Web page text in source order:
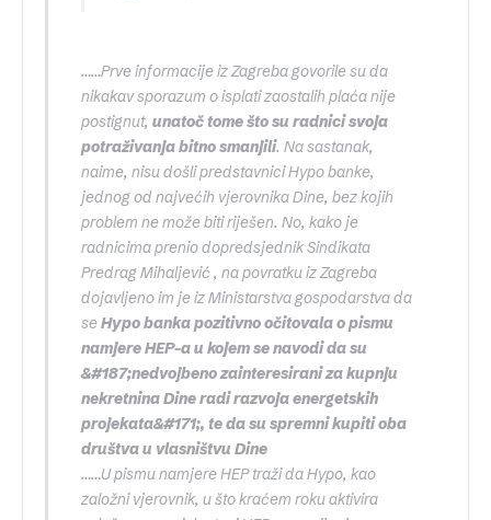
……Prve informacije iz Zagreba govorile su da
nikakav sporazum o isplati zaostalih plaća nije
postignut, unatoč tome što su radnici svoja
potraživanja bitno smanjili. Na sastanak,
naime, nisu došli predstavnici Hypo banke,
jednog od najvećih vjerovnika Dine, bez kojih
problem ne može biti riješen. No, kako je
radnicima prenio dopredsjednik Sindikata
Predrag Mihaljević , na povratku iz Zagreba
dojavljeno im je iz Ministarstva gospodarstva da
seHypo banka pozitivno očitovala o pismu
namjere HEP-a u kojem se navodi da su
&#187;nedvojbeno zainteresirani za kupnju
nekretnina Dine radi razvoja energetskih
projekata&#171;, te da su spremni kupiti oba
društva u vlasništvu Dine
……U pismu namjere HEP traži da Hypo, kao
založni vjerovnik, u što kraćem roku aktivira